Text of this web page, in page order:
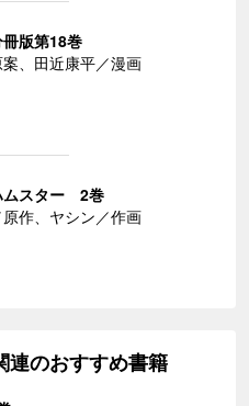
版第18巻
、田近康平／漫画
ムスター 2巻
作、ヤシン／作画
連のおすすめ書籍